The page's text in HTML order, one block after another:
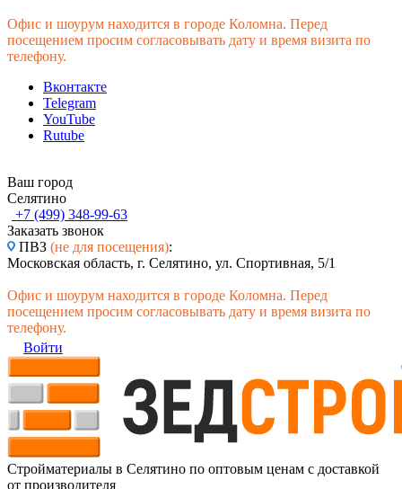
Офис и шоурум находится в городе Коломна. Перед
посещением просим согласовывать дату и время визита по
телефону.
Вконтакте
Telegram
YouTube
Rutube
Ваш город
Селятино
+7 (499) 348-99-63
Заказать звонок
ПВЗ (не для посещения):
Московская область, г. Селятино, ул. Спортивная, 5/1
Офис и шоурум находится в городе Коломна. Перед
посещением просим согласовывать дату и время визита по
телефону.
Войти
Стройматериалы в Селятино по оптовым ценам с доставкой
от производителя